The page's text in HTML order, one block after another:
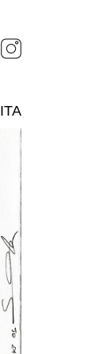
ITA